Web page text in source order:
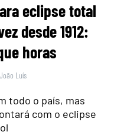
eclipse total
desde 1912:
horas
João Luís
todo o país, mas
com o eclipse